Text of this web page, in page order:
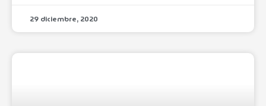
29 diciembre, 2020